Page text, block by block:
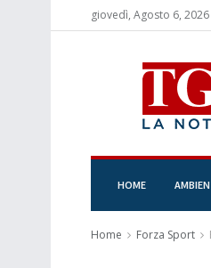
giovedì, Agosto 6, 2026
HOME
Home Forza Sport